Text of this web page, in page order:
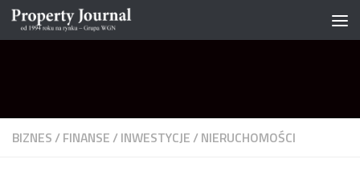
Skip to content
BIZNES/FINANSE/INWESTYCJE/NIERUCHOMOŚCI